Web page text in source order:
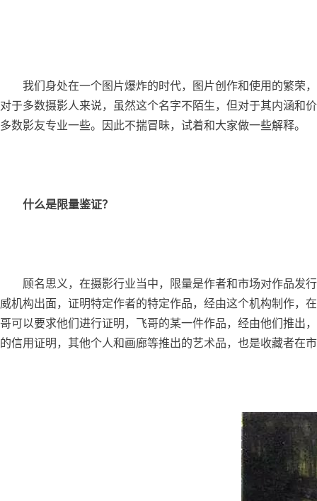
对于多数摄影人来说，虽然这个名字不陌生，但对于其内涵和
多数影友专业一些。因此不揣冒昧，试着和大家做一些解释。
什么是限量鉴证？
威机构出面，证明特定作者的特定作品，经由这个机构制作，
哥可以要求他们进行证明，飞哥的某一件作品，经由他们推出
的信用证明，其他个人和画廊等推出的艺术品，也是收藏者在